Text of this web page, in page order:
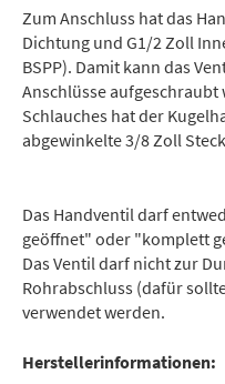
Zum Anschluss hat das
Dichtung und G1/2 Zoll
BSPP). Damit kann das
Anschlüsse aufgeschraubt
Schlauches hat der
abgewinkelte 3/8 Zoll
Das Handventil darf
geöffnet" oder "komplett
Das Ventil darf nicht zur
Rohrabschluss (dafür
verwendet werden.
Herstellerinformationen: